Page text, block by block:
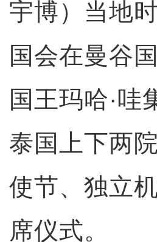
宇博）当地
国会在曼谷
国王玛哈·哇
泰国上下两
使节、独立
席仪式。